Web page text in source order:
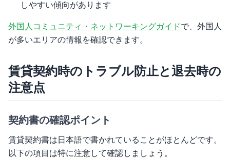
しやすい傾向があります
外国人コミュニティ・ネットワーキングガイドで、外国人
が多いエリアの情報を確認できます。
賃貸契約時のトラブル防止と退去時の
注意点
契約書の確認ポイント
賃貸契約書は日本語で書かれていることがほとんどです。
以下の項目は特に注意して確認しましょう。